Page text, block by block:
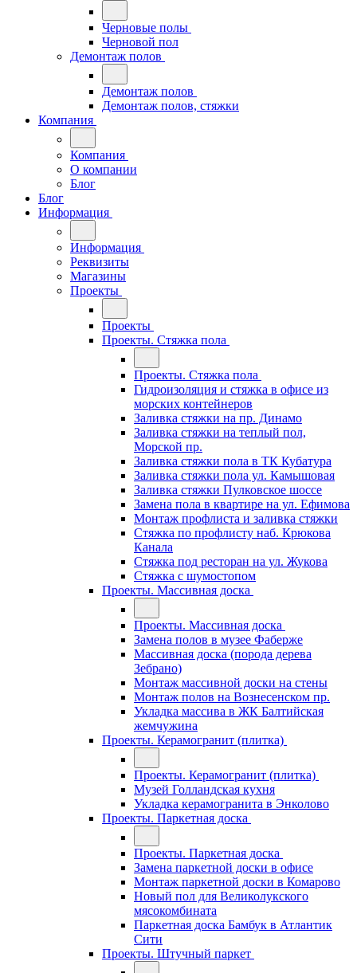
Черновые полы
Черновой пол
Демонтаж полов
Демонтаж полов
Демонтаж полов, стяжки
Компания
Компания
О компании
Блог
Блог
Информация
Информация
Реквизиты
Магазины
Проекты
Проекты
Проекты. Стяжка пола
Проекты. Стяжка пола
Гидроизоляция и стяжка в офисе из
морских контейнеров
Заливка стяжки на пр. Динамо
Заливка стяжки на теплый пол,
Морской пр.
Заливка стяжки пола в ТК Кубатура
Заливка стяжки пола ул. Камышовая
Заливка стяжки Пулковское шоссе
Замена пола в квартире на ул. Ефимова
Монтаж профлиста и заливка стяжки
Стяжка по профлисту наб. Крюкова
Канала
Стяжка под ресторан на ул. Жукова
Стяжка с шумостопом
Проекты. Массивная доска
Проекты. Массивная доска
Замена полов в музее Фаберже
Массивная доска (порода дерева
Зебрано)
Монтаж массивной доски на стены
Монтаж полов на Вознесенском пр.
Укладка массива в ЖК Балтийская
жемчужина
Проекты. Керамогранит (плитка)
Проекты. Керамогранит (плитка)
Музей Голландская кухня
Укладка керамогранита в Энколово
Проекты. Паркетная доска
Проекты. Паркетная доска
Замена паркетной доски в офисе
Монтаж паркетной доски в Комарово
Новый пол для Великолукского
мясокомбината
Паркетная доска Бамбук в Атлантик
Сити
Проекты. Штучный паркет